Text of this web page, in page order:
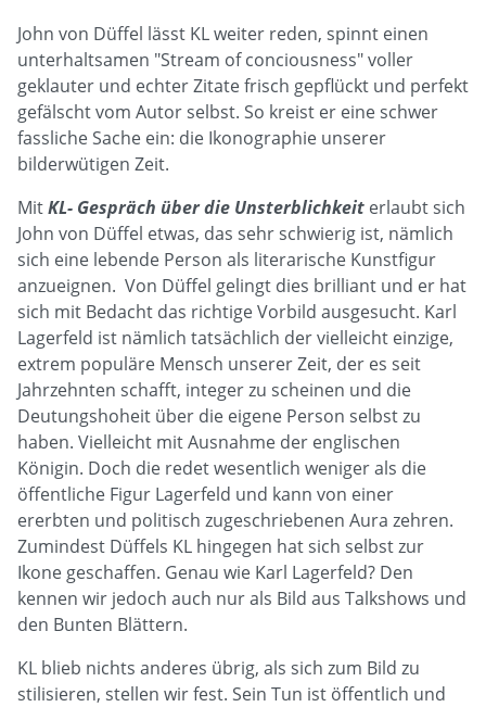
John von Düffel lässt KL weiter reden, spinnt einen
unterhaltsamen "Stream of conciousness" voller
geklauter und echter Zitate frisch gepflückt und perfekt
gefälscht vom Autor selbst. So kreist er eine schwer
fassliche Sache ein: die Ikonographie unserer
bilderwütigen Zeit.
MitKL- Gespräch über die Unsterblichkeit erlaubt sich
John von Düffel etwas, das sehr schwierig ist, nämlich
sich eine lebende Person als literarische Kunstfigur
anzueignen. Von Düffel gelingt dies brilliant und er hat
sich mit Bedacht das richtige Vorbild ausgesucht. Karl
Lagerfeld ist nämlich tatsächlich der vielleicht einzige,
extrem populäre Mensch unserer Zeit, der es seit
Jahrzehnten schafft, integer zu scheinen und die
Deutungshoheit über die eigene Person selbst zu
haben. Vielleicht mit Ausnahme der englischen
Königin. Doch die redet wesentlich weniger als die
öffentliche Figur Lagerfeld und kann von einer
ererbten und politisch zugeschriebenen Aura zehren.
Zumindest Düffels KL hingegen hat sich selbst zur
Ikone geschaffen. Genau wie Karl Lagerfeld? Den
kennen wir jedoch auch nur als Bild aus Talkshows und
den Bunten Blättern.
KL blieb nichts anderes übrig, als sich zum Bild zu
stilisieren, stellen wir fest. Sein Tun ist öffentlich und